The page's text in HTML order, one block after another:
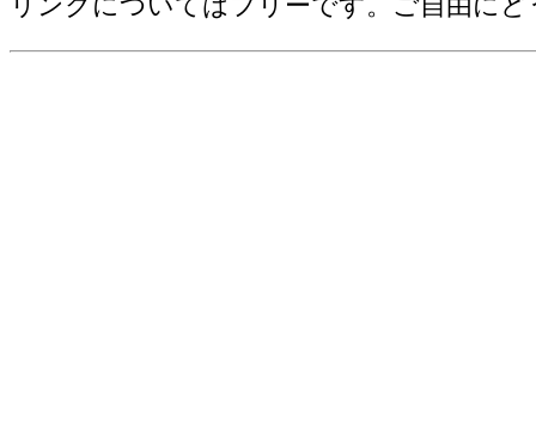
売上(収入)金額[百万円](2012)